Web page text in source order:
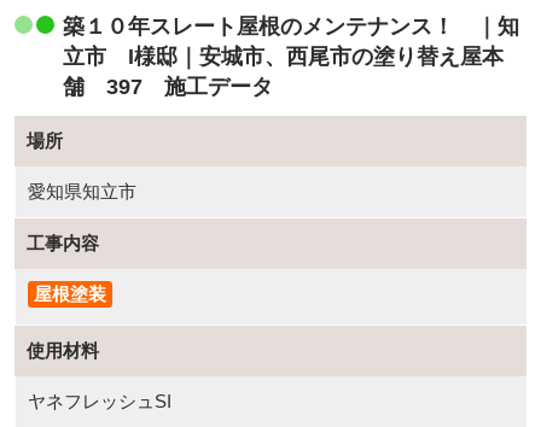
築１０年スレート屋根のメンテナンス！ ｜知
立市 I様邸｜安城市、西尾市の塗り替え屋本
舗 397 施工データ
場所
愛知県知立市
工事内容
屋根塗装
使用材料
ヤネフレッシュSI